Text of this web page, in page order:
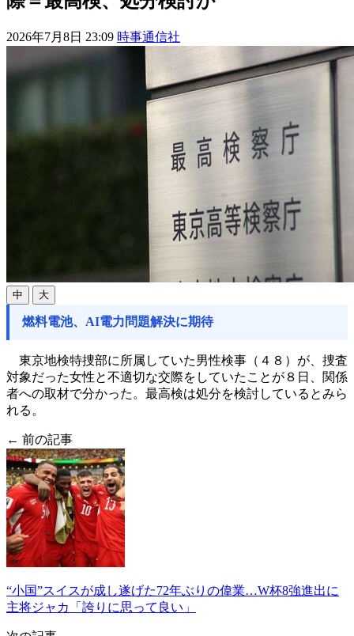
2026年7月8日 23:09 時事通信社
中 大
燃料電池、AI電力問題解決に期待
東京地検特捜部に所属していた男性検事（４８）が、捜査
対象だった女性と不適切な交際をしていたことが８日、関係
者への取材で分かった。最高検は処分を検討しているとみら
れる。
← 前の記事
“小国”スイスが成し遂げた72年ぶりの偉業…W杯8強進出に
主将ジャカ「誇りに思って良い」